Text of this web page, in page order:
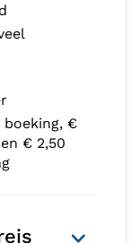
boeking, €
€ 2,50